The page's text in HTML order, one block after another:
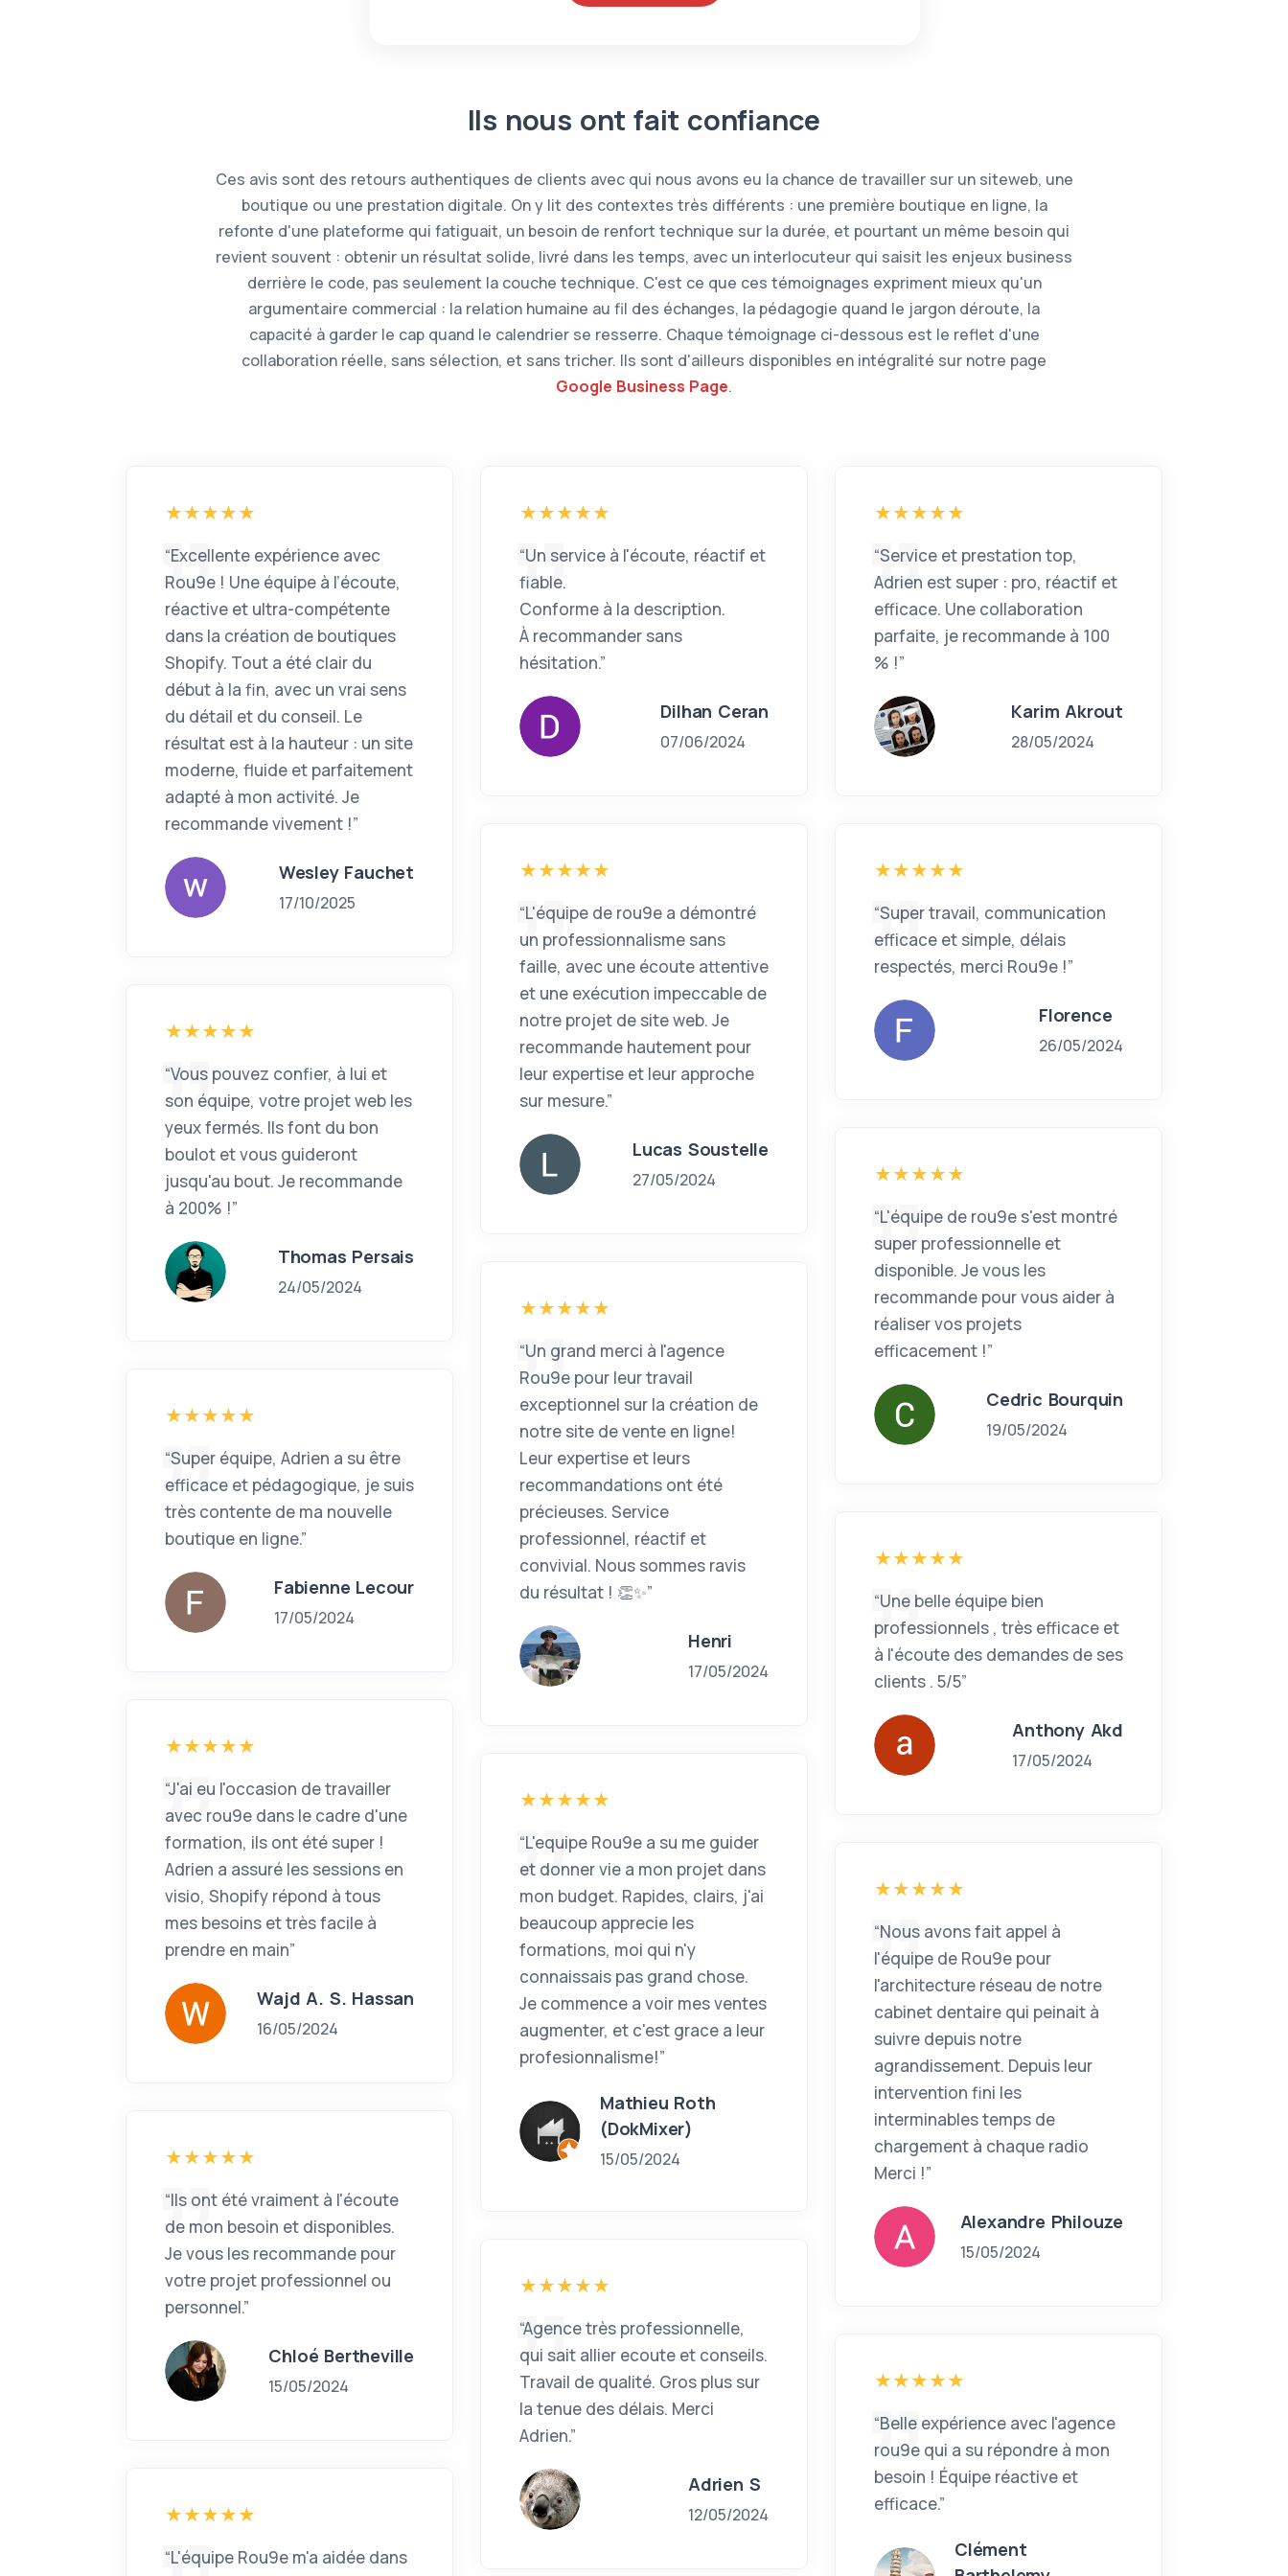
Ils nous ont fait confiance
Ces avis sont des retours authentiques de clients avec qui nous avons eu la chance de travailler sur un siteweb, une
boutique ou une prestation digitale. On y lit des contextes très différents : une première boutique en ligne, la
refonte d'une plateforme qui fatiguait, un besoin de renfort technique sur la durée, et pourtant un même besoin qui
revient souvent : obtenir un résultat solide, livré dans les temps, avec un interlocuteur qui saisit les enjeux business
derrière le code, pas seulement la couche technique. C'est ce que ces témoignages expriment mieux qu'un
argumentaire commercial : la relation humaine au fil des échanges, la pédagogie quand le jargon déroute, la
capacité à garder le cap quand le calendrier se resserre. Chaque témoignage ci-dessous est le reflet d'une
collaboration réelle, sans sélection, et sans tricher. Ils sont d'ailleurs disponibles en intégralité sur notre page
Google Business Page.
“Excellente expérience avec
Rou9e ! Une équipe à l’écoute,
réactive et ultra-compétente
dans la création de boutiques
Shopify. Tout a été clair du
début à la fin, avec un vrai sens
du détail et du conseil. Le
résultat est à la hauteur : un site
moderne, fluide et parfaitement
adapté à mon activité. Je
recommande vivement !”
Wesley Fauchet
17/10/2025
“Un service à l'écoute, réactif et
fiable.
Conforme à la description.
À recommander sans
hésitation.”
Dilhan Ceran
07/06/2024
“Service et prestation top,
Adrien est super : pro, réactif et
efficace. Une collaboration
parfaite, je recommande à 100
% !”
Karim Akrout
28/05/2024
“L'équipe de rou9e a démontré
un professionnalisme sans
faille, avec une écoute attentive
et une exécution impeccable de
notre projet de site web. Je
recommande hautement pour
leur expertise et leur approche
sur mesure.”
Lucas Soustelle
27/05/2024
“Super travail, communication
efficace et simple, délais
respectés, merci Rou9e !”
Florence
26/05/2024
“Vous pouvez confier, à lui et
son équipe, votre projet web les
yeux fermés. Ils font du bon
boulot et vous guideront
jusqu'au bout. Je recommande
à 200% !”
Thomas Persais
24/05/2024
“L'équipe de rou9e s'est montré
super professionnelle et
disponible. Je vous les
recommande pour vous aider à
réaliser vos projets
efficacement !”
Cedric Bourquin
19/05/2024
“Un grand merci à l'agence
Rou9e pour leur travail
exceptionnel sur la création de
notre site de vente en ligne!
Leur expertise et leurs
recommandations ont été
précieuses. Service
professionnel, réactif et
convivial. Nous sommes ravis
du résultat ! 👏✨”
Henri
17/05/2024
“Super équipe, Adrien a su être
efficace et pédagogique, je suis
très contente de ma nouvelle
boutique en ligne.”
Fabienne Lecour
17/05/2024
“Une belle équipe bien
professionnels , très efficace et
à l'écoute des demandes de ses
clients . 5/5”
Anthony Akd
17/05/2024
“J'ai eu l'occasion de travailler
avec rou9e dans le cadre d'une
formation, ils ont été super !
Adrien a assuré les sessions en
visio, Shopify répond à tous
mes besoins et très facile à
prendre en main”
Wajd A. S. Hassan
16/05/2024
“L'equipe Rou9e a su me guider
et donner vie a mon projet dans
mon budget. Rapides, clairs, j'ai
beaucoup apprecie les
formations, moi qui n'y
connaissais pas grand chose.
Je commence a voir mes ventes
augmenter, et c'est grace a leur
profesionnalisme!”
Mathieu Roth
(dokMixer)
15/05/2024
“Nous avons fait appel à
l'équipe de Rou9e pour
l'architecture réseau de notre
cabinet dentaire qui peinait à
suivre depuis notre
agrandissement. Depuis leur
intervention fini les
interminables temps de
chargement à chaque radio
Merci !”
Alexandre Philouze
15/05/2024
“Ils ont été vraiment à l'écoute
de mon besoin et disponibles.
Je vous les recommande pour
votre projet professionnel ou
personnel.”
Chloé Bertheville
15/05/2024
“Agence très professionnelle,
qui sait allier ecoute et conseils.
Travail de qualité. Gros plus sur
la tenue des délais. Merci
Adrien.”
Adrien S
12/05/2024
“Belle expérience avec l'agence
rou9e qui a su répondre à mon
besoin ! Équipe réactive et
efficace.”
Clément
“L'équipe Rou9e m'a aidée dans